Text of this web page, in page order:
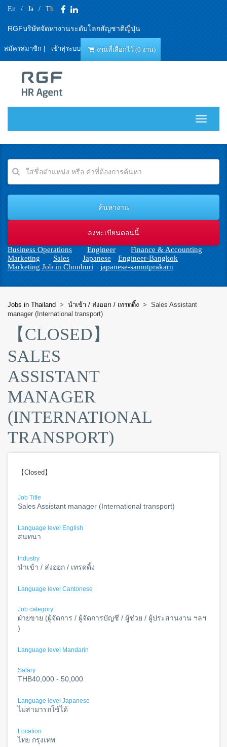
En / Ja / Th
RGFบริษัทจัดหางานระดับโลกสัญชาติญี่ปุ่น
สมัครสมาชิก| เข้าสุ่ระบบ งานที่เลือกไว้ (0 งาน)
T
e
i
g
Business Operations Engineer
Finance & Accounting
Marketing
Sales Japanese
Engineer-Bangkok
Marketing Job in Chonburi
japanese-samutprakarn
Jobs in Thailand > นำเข้า / ส่งออก / เทรดดิ้ง > Sales Assistant
manager (International transport)
【CLOSED】
SALES
ASSISTANT
MANAGER
(INTERNATIONAL
TRANSPORT)
【Closed】
Job Title
Sales Assistant manager (International transport)
Language level English
สนทนา
Industry
นำเข้า / ส่งออก / เทรดดิ้ง
Language level Cantonese
Job category
ฝ่ายขาย (ผู้จัดการ / ผู้จัดการบัญชี / ผู้ช่วย / ผู้ประสานงาน ฯลฯ
)
Language level Mandarin
Salary
THB40,000 - 50,000
Language level Japanese
ไม่สามารถใช้ได้
Location
ไทย กรุงเทพ